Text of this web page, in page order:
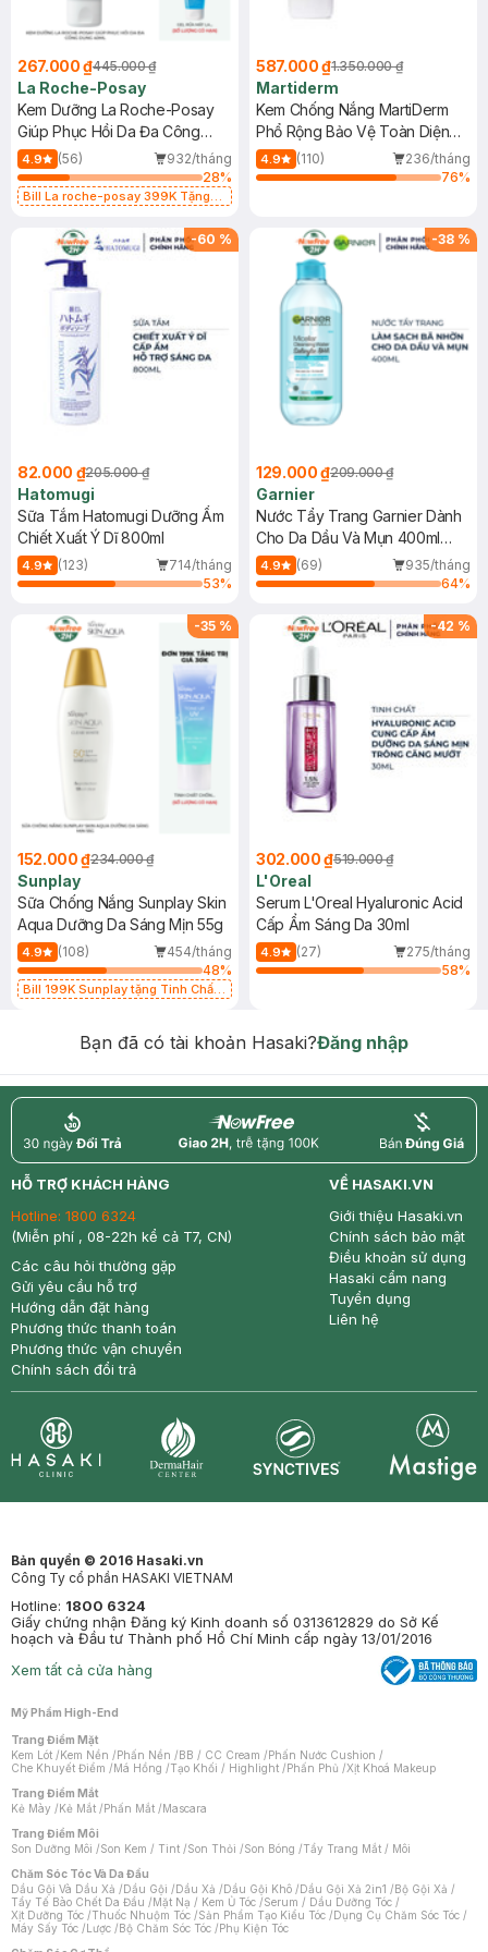
267.000 ₫445.000 ₫
La Roche-Posay
Kem Dưỡng La Roche-Posay
Giúp Phục Hồi Da Đa Công
Dụng 40ml
4.9 (56)
932/tháng
28%
Bill La roche-posay 399K Tặng
(SL có hạn)
587.000 ₫1.350.000 ₫
Martiderm
Kem Chống Nắng MartiDerm
Phổ Rộng Bảo Vệ Toàn Diện
40ml
4.9 (110)
236/tháng
76%
-60 %
82.000 ₫205.000 ₫
Hatomugi
Sữa Tắm Hatomugi Dưỡng Ẩm
Chiết Xuất Ý Dĩ 800ml
4.9 (123)
714/tháng
53%
-38 %
129.000 ₫209.000 ₫
Garnier
Nước Tẩy Trang Garnier Dành
Cho Da Dầu Và Mụn 400ml
(Mới)
4.9 (69)
935/tháng
64%
-35 %
152.000 ₫234.000 ₫
Sunplay
Sữa Chống Nắng Sunplay Skin
Aqua Dưỡng Da Sáng Mịn 55g
4.9 (108)
454/tháng
48%
Bill 199K Sunplay tặng Tinh Chất
-42 %
302.000 ₫519.000 ₫
L'Oreal
Serum L'Oreal Hyaluronic Acid
Cấp Ẩm Sáng Da 30ml
4.9 (27)
275/tháng
58%
Bạn đã có tài khoản Hasaki?Đăng nhập
return nowfree price
HỖ TRỢ KHÁCH HÀNG
Hotline: 1800 6324
(Miễn phí , 08-22h kể cả T7, CN)
Các câu hỏi thường gặp
Gửi yêu cầu hỗ trợ
Hướng dẫn đặt hàng
Phương thức thanh toán
Phương thức vận chuyển
Chính sách đổi trả
VỀ HASAKI.VN
Giới thiệu Hasaki.vn
Chính sách bảo mật
Điều khoản sử dụng
Hasaki cẩm nang
Tuyển dụng
Liên hệ
Bản quyền © 2016 Hasaki.vn
Công Ty cổ phần HASAKI VIETNAM
Hotline: 1800 6324
Giấy chứng nhận Đăng ký Kinh doanh số 0313612829 do Sở Kế
hoạch và Đầu tư Thành phố Hồ Chí Minh cấp ngày 13/01/2016
Xem tất cả cửa hàng
Mỹ Phẩm High-End
Trang Điểm Mặt
Kem Lót /Kem Nền /Phấn Nền /BB / CC Cream /Phấn Nước Cushion /
Che Khuyết Điểm /Má Hồng /Tạo Khối / Highlight /Phấn Phủ /Xịt Khoá Makeup
Trang Điểm Mắt
Kẻ Mày /Kẻ Mắt /Phấn Mắt /Mascara
Trang Điểm Môi
Son Dưỡng Môi /Son Kem / Tint /Son Thỏi /Son Bóng /Tẩy Trang Mắt / Môi
Chăm Sóc Tóc Và Da Đầu
Dầu Gội Và Dầu Xả /Dầu Gội /Dầu Xả /Dầu Gội Khô /Dầu Gội Xả 2in1 /Bộ Gội Xả /
Tẩy Tế Bào Chết Da Đầu /Mặt Nạ / Kem Ủ Tóc /Serum / Dầu Dưỡng Tóc /
Xịt Dưỡng Tóc /Thuốc Nhuộm Tóc /Sản Phẩm Tạo Kiểu Tóc /Dụng Cụ Chăm Sóc Tóc /
Máy Sấy Tóc /Lược /Bộ Chăm Sóc Tóc /Phụ Kiện Tóc